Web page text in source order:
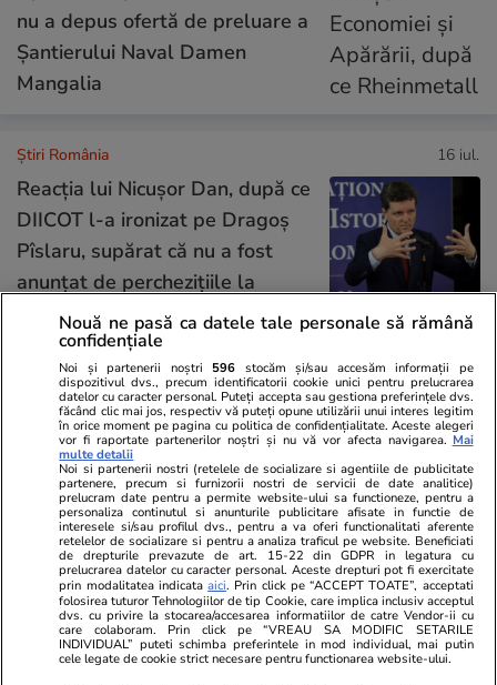
nu a depus ofertă de preluare a
Șantierului Naval Damen
Mangalia
Știri România 16 iul.
Reacția lui Nicușor Dan, după ce
DIICOT l-a ironizat pe Dragoș
Pîslaru, supărat că nu a fost
anunțat de perchezițiile la
azilele din Bihor
16 iul.
Fundament pentru un nou
model de dezvoltare economică
– oportunitatea transformărilor
tehnologice pentru IMM-urile
din România
15 iul.
Nouă ne pasă ca datele tale personale să rămână
confidențiale
Noi și partenerii noștri 596 stocăm și/sau accesăm informații pe
dispozitivul dvs., precum identificatorii cookie unici pentru prelucrarea
datelor cu caracter personal. Puteți accepta sau gestiona preferințele dvs.
făcând clic mai jos, respectiv vă puteți opune utilizării unui interes legitim
în orice moment pe pagina cu politica de confidențialitate. Aceste alegeri
vor fi raportate partenerilor noștri și nu vă vor afecta navigarea. Mai
multe detalii
Noi si partenerii nostri (retelele de socializare si agentiile de publicitate
partenere, precum si furnizorii nostri de servicii de date analitice)
prelucram date pentru a permite website-ului sa functioneze, pentru a
personaliza continutul si anunturile publicitare afisate in functie de
interesele si/sau profilul dvs., pentru a va oferi functionalitati aferente
retelelor de socializare si pentru a analiza traficul pe website. Beneficiati
de drepturile prevazute de art. 15-22 din GDPR in legatura cu
prelucrarea datelor cu caracter personal. Aceste drepturi pot fi exercitate
prin modalitatea indicataaici. Prin click pe “ACCEPT TOATE”, acceptati
folosirea tuturor Tehnologiilor de tip Cookie, care implica inclusiv acceptul
dvs. cu privire la stocarea/accesarea informatiilor de catre Vendor-ii cu
care colaboram. Prin click pe “VREAU SA MODIFIC SETARILE
INDIVIDUAL” puteti schimba preferintele in mod individual, mai putin
cele legate de cookie strict necesare pentru functionarea website-ului.